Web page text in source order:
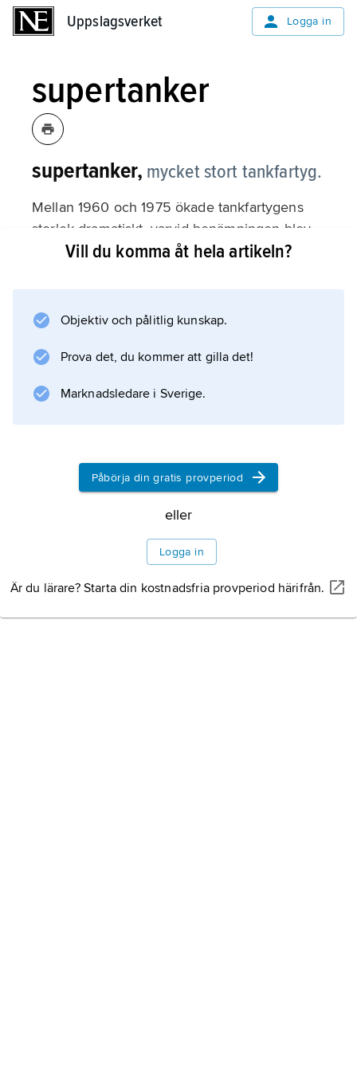
Uppslagsverket Logga in
supertanker
supertanker, mycket stort tankfartyg.
Mellan 1960 och 1975 ökade tankfartygens
storlek dramatiskt, varvid benämningen blev
otillräcklig för sitt ändamål och förkortningar
, ’mycket stor råoljetanker’) för fartyg större än
ultra large crude carrier
Information om artikeln
Vill du komma åt hela artikeln?
Objektiv och pålitlig kunskap.
Prova det, du kommer att gilla det!
Marknadsledare i Sverige.
Påbörja din gratis provperiod
eller
Logga in
Är du lärare? Starta din kostnadsfria provperiod härifrån.